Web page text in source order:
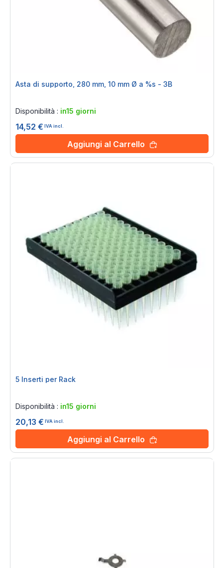
Asta di supporto, 280 mm, 10 mm Ø a %s - 3B
Disponibilità : in15 giorni
14,52 € IVA incl.
Aggiungi al Carrello
5 Inserti per Rack
Disponibilità : in15 giorni
20,13 € IVA incl.
Aggiungi al Carrello